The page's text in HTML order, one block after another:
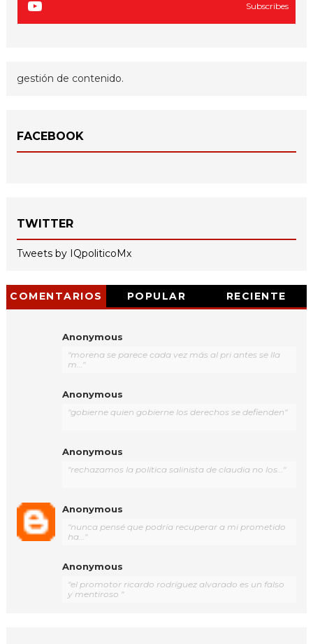
Subscribes
gestión de contenido.
FACEBOOK
TWITTER
Tweets by IQpoliticoMx
COMENTARIOS POPULAR RECIENTE
Anonymous
"morena se parece cada vez más al pri antes se lla
m..."
Anonymous
"gobierne quien gobierne los derechos se defienden"
Anonymous
"rechazamos la política salinista de claudia no los..."
Anonymous
"nunca pensé que podría recuperar a mi prometido
ha..."
Anonymous
"el promotor ricardo rodríguez alvarado es un falso
y mentiroso "